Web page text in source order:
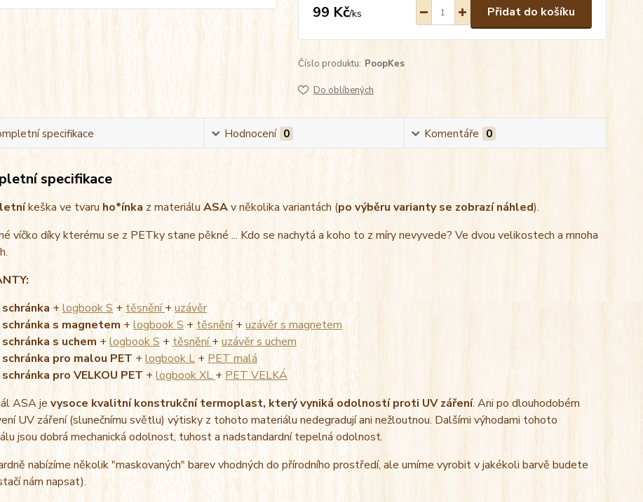
99 Kč/ks Přidat do košíku
Číslo produktu: PoopKes
Do oblíbených
specifikace Hodnocení 0 Komentáře 0
specifikace
keška ve tvaru ho*ínka z materiálu ASAv několika variantách (po výběru varianty se zobrazí náhled).
víčko díky kterému se z PETky stane pěkné ... Kdo se nachytá a koho to z míry nevyvede? Ve dvou velikostech a mnoha
schránka + logbook S + těsnění+ uzávěr
schránka s magnetem + logbook S + těsnění+ uzávěr s magnetem
schránka s uchem + logbook S + těsnění+ uzávěr s uchem
schránka pro malou PET + logbook L+ PET malá
schránka pro VELKOU PET + logbook XL + PET VELKÁ
ASA je vysoce kvalitní konstrukční termoplast, který vyniká odolností proti UV záření. Ani po dlouhodobém
UV záření (slunečnímu světlu) výtisky z tohoto materiálu nedegradují ani nežloutnou. Dalšími výhodami tohoto
jsou dobrá mechanická odolnost, tuhost a nadstandardní tepelná odolnost.
nabízíme několik "maskovaných" barev vhodných do přírodního prostředí, ale umíme vyrobit v jakékoli barvě budete
nám napsat).